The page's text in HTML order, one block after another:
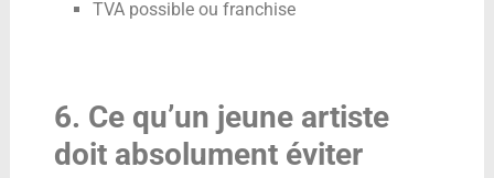
TVA possible ou franchise
6. Ce qu’un jeune artiste
doit absolument éviter